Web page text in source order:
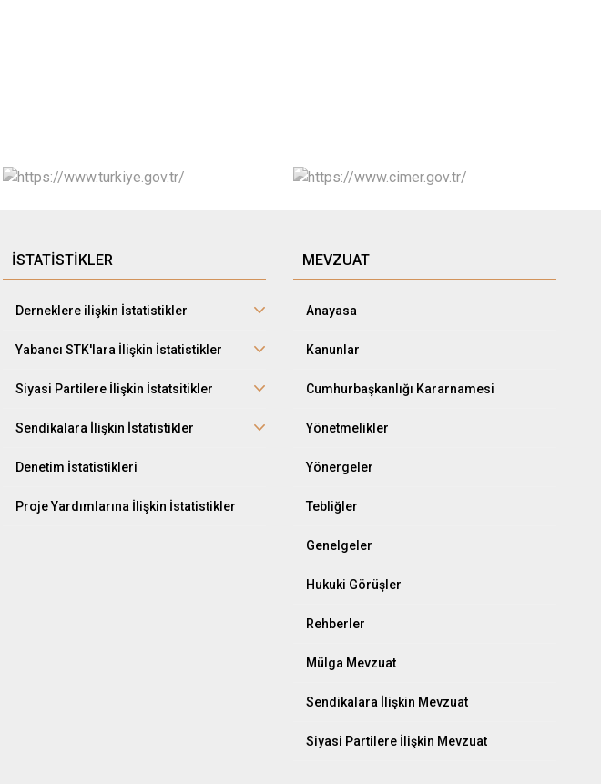
İSTATİSTİKLER
Derneklere ilişkin İstatistikler
Yabancı STK'lara İlişkin İstatistikler
Siyasi Partilere İlişkin İstatsitikler
Sendikalara İlişkin İstatistikler
Denetim İstatistikleri
Proje Yardımlarına İlişkin İstatistikler
MEVZUAT
Anayasa
Kanunlar
Cumhurbaşkanlığı Kararnamesi
Yönetmelikler
Yönergeler
Tebliğler
Genelgeler
Hukuki Görüşler
Rehberler
Mülga Mevzuat
Sendikalara İlişkin Mevzuat
Siyasi Partilere İlişkin Mevzuat